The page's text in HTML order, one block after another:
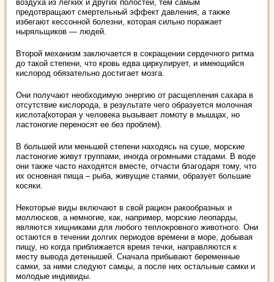
воздуха из легких и других полостей, тем самым
предотвращают смертельный эффект давления, а также
избегают кессонной болезни, которая сильно поражает
ныряльщиков — людей.
Второй механизм заключается в сокращении сердечного ритма
до такой степени, что кровь едва циркулирует, и имеющийся
кислород обязательно достигает мозга.
Они получают необходимую энергию от расщепления сахара в
отсутствие кислорода, в результате чего образуется молочная
кислота(которая у человека вызывает ломоту в мышцах, но
ластоногие переносят ее без проблем).
В большей или меньшей степени находясь на суше, морские
ластоногие живут группами, иногда огромными стадами. В воде
они также часто находятся вместе, отчасти благодаря тому, что
их основная пища – рыба, живущие стаями, образует большие
косяки.
Некоторые виды включают в свой рацион ракообразных и
моллюсков, а немногие, как, например, морские леопарды,
являются хищниками для любого теплокровного животного. Они
остаются в течении долгих периодов времени в море, добывая
пищу, но когда приближается время течки, направляются к
месту вывода детенышей. Сначала прибывают беременные
самки, за ними следуют самцы, а после них остальные самки и
молодые индивиды.